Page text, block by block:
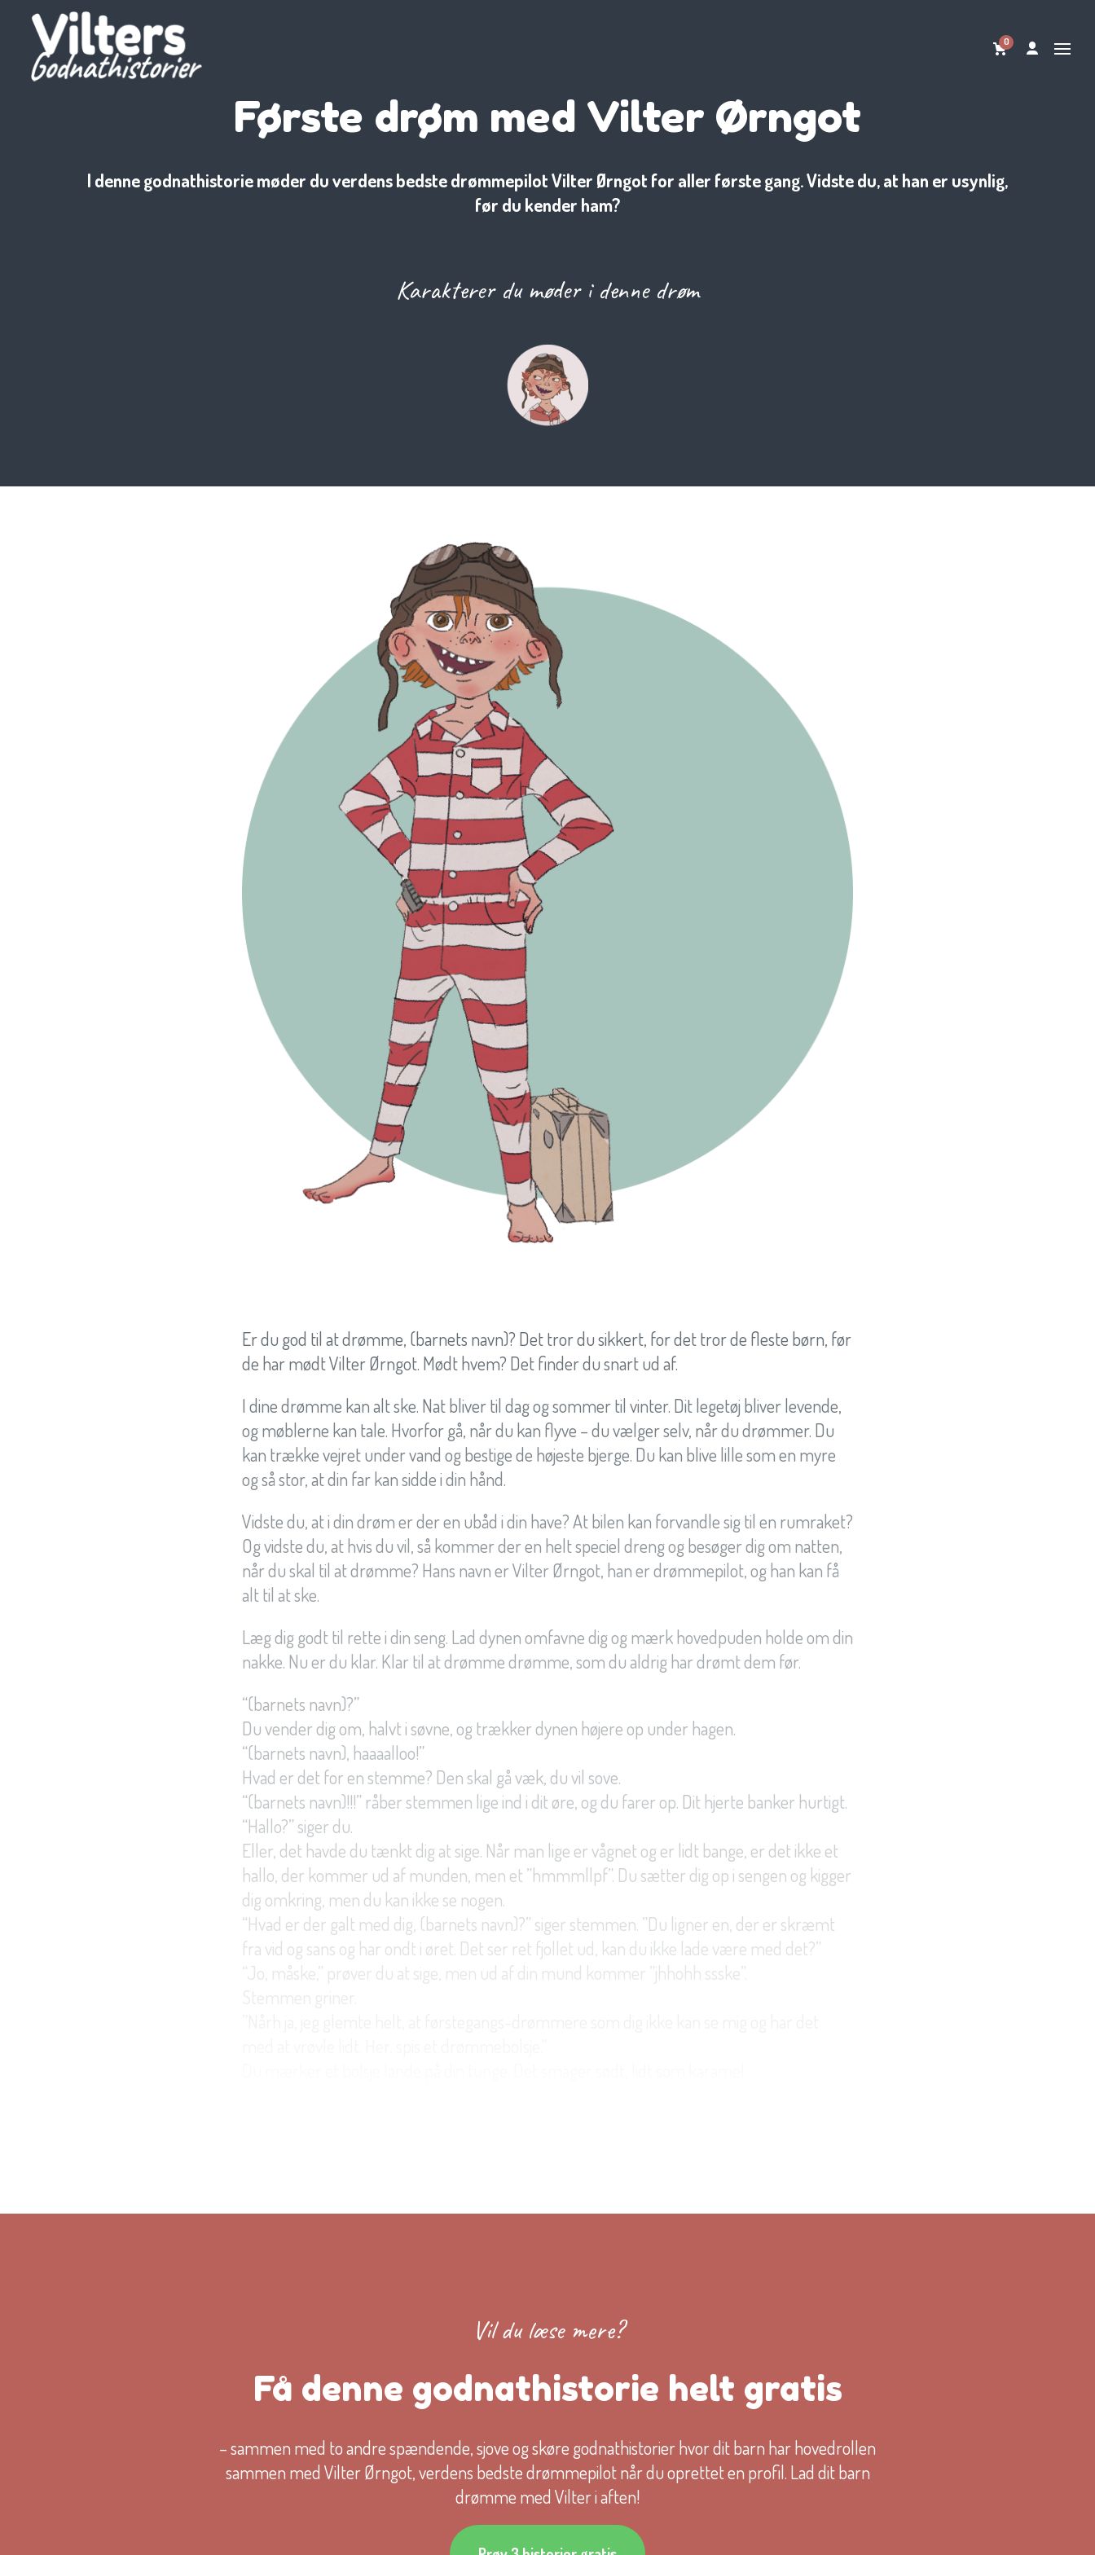
0
Første drøm med Vilter Ørngot
I denne godnathistorie møder du verdens bedste drømmepilot Vilter Ørngot for aller første gang. Vidste du, at han er usynlig,
før du kender ham?
Karakterer du møder i denne drøm
Er du god til at drømme, (barnets navn)? Det tror du sikkert, for det tror de fleste børn, før
de har mødt Vilter Ørngot. Mødt hvem? Det finder du snart ud af.
I dine drømme kan alt ske. Nat bliver til dag og sommer til vinter. Dit legetøj bliver levende,
og møblerne kan tale. Hvorfor gå, når du kan flyve – du vælger selv, når du drømmer. Du
kan trække vejret under vand og bestige de højeste bjerge. Du kan blive lille som en myre
og så stor, at din far kan sidde i din hånd.
Vidste du, at i din drøm er der en ubåd i din have? At bilen kan forvandle sig til en rumraket?
Og vidste du, at hvis du vil, så kommer der en helt speciel dreng og besøger dig om natten,
når du skal til at drømme? Hans navn er Vilter Ørngot, han er drømmepilot, og han kan få
alt til at ske.
Læg dig godt til rette i din seng. Lad dynen omfavne dig og mærk hovedpuden holde om din
nakke. Nu er du klar. Klar til at drømme drømme, som du aldrig har drømt dem før.
“(barnets navn)?”
Du vender dig om, halvt i søvne, og trækker dynen højere op under hagen.
“(barnets navn), haaaalloo!”
Hvad er det for en stemme? Den skal gå væk, du vil sove.
“(barnets navn)!!!” råber stemmen lige ind i dit øre, og du farer op. Dit hjerte banker hurtigt.
“Hallo?” siger du.
Eller, det havde du tænkt dig at sige. Når man lige er vågnet og er lidt bange, er det ikke et
hallo, der kommer ud af munden, men et ”hmmmllpf”. Du sætter dig op i sengen og kigger
dig omkring, men du kan ikke se nogen.
“Hvad er der galt med dig, (barnets navn)?” siger stemmen. ”Du ligner en, der er skræmt
fra vid og sans og har ondt i øret. Det ser ret fjollet ud, kan du ikke lade være med det?”
“Jo, måske,” prøver du at sige, men ud af din mund kommer ”jhhohh ssske”.
Vil du læse mere?
Få denne godnathistorie helt gratis
– sammen med to andre spændende, sjove og skøre godnathistorier hvor dit barn har hovedrollen
sammen med Vilter Ørngot, verdens bedste drømmepilot når du oprettet en profil. Lad dit barn
drømme med Vilter i aften!